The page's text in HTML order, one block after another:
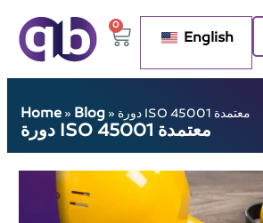
0
English
Home » Blog » دورة ISO 45001 معتمدة
دورة ISO 45001 معتمدة